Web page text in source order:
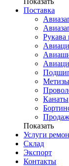
Поставка
Метизы
Канаты
Показать
Услуги
Склад
Экспорт
Контакты